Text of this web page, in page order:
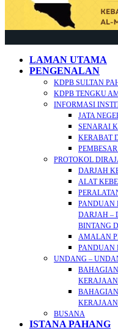
LAMAN UTAMA
PENGENALAN
KDPB SULTAN
KDPB TENGKU
INFORMASI
JATA
SENARAI
KERABAT
PROTOKOL
DARJAH
ALAT
PANDUAN
DARJAH –
BINTANG
AMALAN
PANDUAN
UNDANG –
BUSANA
ISTANA PAHANG